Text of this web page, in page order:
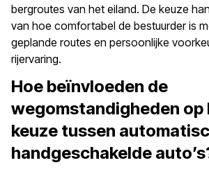
bergroutes van het eiland. De keuze
van hoe comfortabel de bestuurder is
geplande routes en persoonlijke
rijervaring.
Hoe beïnvloeden de
wegomstandigheden op
keuze tussen
handgeschakelde